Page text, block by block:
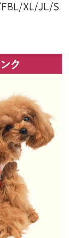
XL/JL/S